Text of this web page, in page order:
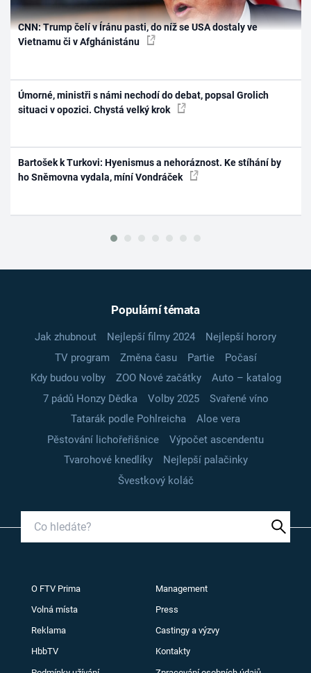
CNN: Trump čelí v Íránu pasti, do níž se USA dostaly ve
Vietnamu či v Afghánistánu
Úmorné, ministři s námi nechodí do debat, popsal Grolich
situaci v opozici. Chystá velký krok
Bartošek k Turkovi: Hyenismus a nehoráznost. Ke stíhání by
ho Sněmovna vydala, míní Vondráček
Populární témata
Jak zhubnout Nejlepší filmy 2024
Nejlepší horory
TV program
Změna času Partie
Počasí
Kdy budou volby
ZOO Nové začátky
Auto – katalog
7 pádů Honzy Dědka
Volby 2025
Svařené víno
Tatarák podle Pohlreicha
Aloe vera
Pěstování lichořeřišnice
Výpočet ascendentu
Tvarohové knedlíky
Nejlepší palačinky
Švestkový koláč
O FTV Prima Management
Volná místa Press
Reklama Castingy a výzvy
HbbTV Kontakty